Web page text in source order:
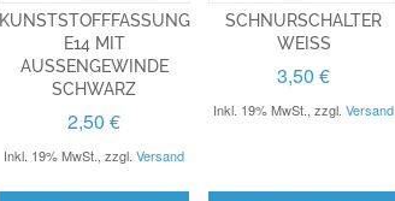
KUNSTSTOFFFASSUNG
E14 MIT
AUSSENGEWINDE S
CHWARZ
2,50 €
Inkl. 19% MwSt.,zzgl.Versand
SCHNURSCHALTER
WEISS
3,50 €
Inkl. 19% MwSt.,zzgl.Versand